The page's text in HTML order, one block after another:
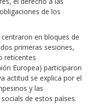
de los
en bloques de
primeras sesiones,
reticentes
Europea) participaron
actitud se explica por el
y las
de estos países.